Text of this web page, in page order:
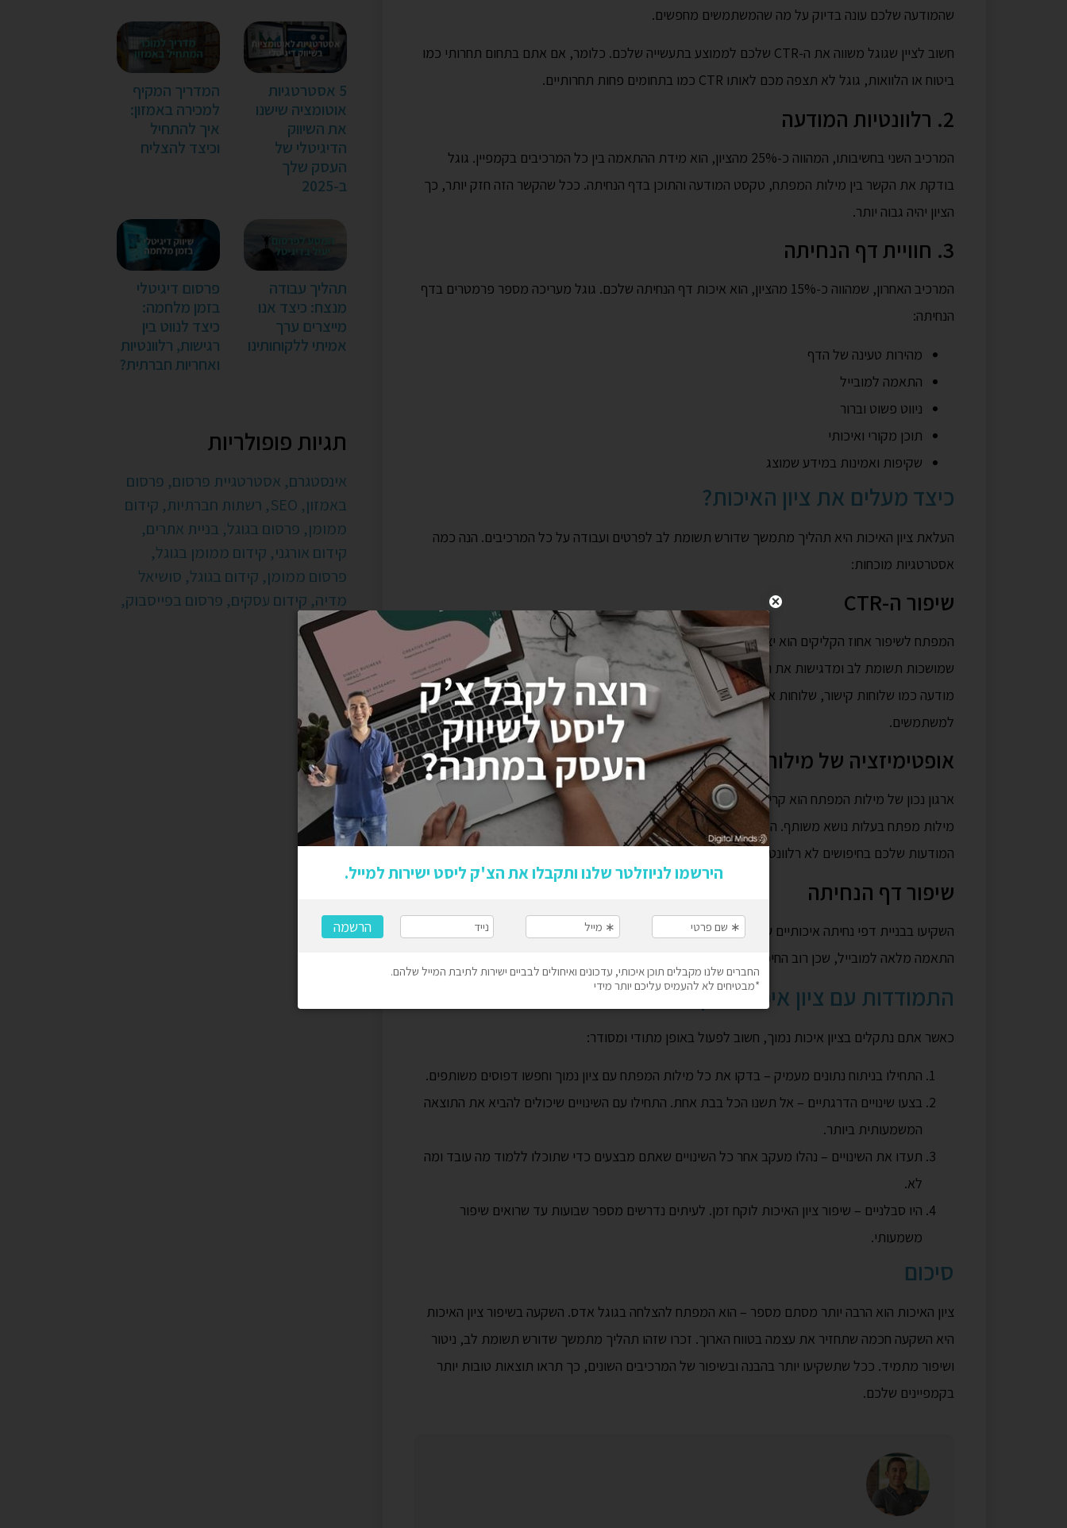
שהמודעה שלכם עונה בדיוק על מה שהמשתמשים מחפשים.
חשוב לציין שגוגל משווה את ה-CTR שלכם לממוצע בתעשייה שלכם. כלומר, אם אתם בתחום תחרותי כמו
ביטוח או הלוואות, גוגל לא תצפה מכם לאותו CTR כמו בתחומים פחות תחרותיים.
2. רלוונטיות המודעה
המרכיב השני בחשיבותו, המהווה כ-25% מהציון, הוא מידת ההתאמה בין כל המרכיבים בקמפיין. גוגל
בודקת את הקשר בין מילות המפתח, טקסט המודעה והתוכן בדף הנחיתה. ככל שהקשר הזה חזק יותר, כך
הציון יהיה גבוה יותר.
3. חוויית דף הנחיתה
המרכיב האחרון, שמהווה כ-15% מהציון, הוא איכות דף הנחיתה שלכם. גוגל מעריכה מספר פרמטרים בדף
הנחיתה:
מהירות טעינה של הדף
התאמה למובייל
ניווט פשוט וברור
תוכן מקורי ואיכותי
שקיפות ואמינות במידע שמוצג
כיצד מעלים את ציון האיכות?
העלאת ציון האיכות היא תהליך מתמשך שדורש תשומת לב לפרטים ועבודה על כל המרכיבים. הנה כמה
אסטרטגיות מוכחות:
שיפור ה-CTR
המפתח לשיפור אחוז הקליקים הוא יצירת מודעות שמדברות ישירות אל קהל היעד שלכם. כתבו כותרות
שמושכות תשומת לב ומדגישות את היתרונות הייחודיים של המוצר או השירות שלכם. השתמשו בהרחבות
מודעה כמו שלוחות קישור, שלוחות אתר ושלוחות שיחה כדי להגדיל את שטח המודעה ולספק מידע נוסף
למשתמשים.
אופטימיזציה של מילות מפתח
ארגון נכון של מילות המפתח הוא קריטי. צרו קבוצות מודעות קטנות וממוקדות, כאשר כל קבוצה מכילה
מילות מפתח בעלות נושא משותף. הקפידו להשתמש במילות מפתח שליליות כדי למנוע הופעה של
המודעות שלכם בחיפושים לא רלוונטיים.
שיפור דף הנחיתה
השקיעו בבניית דפי נחיתה איכותיים שטוענים במהירות ומספקים את המידע שהמשתמש מחפש. הקפידו על
התאמה מלאה למובייל, שכן רוב החיפושים כיום מתבצעים ממכשירים ניידים.
התמודדות עם ציון איכות נמוך
כאשר אתם נתקלים בציון איכות נמוך, חשוב לפעול באופן מתודי ומסודר:
התחילו בניתוח נתונים מעמיק – בדקו את כל מילות המפתח עם ציון נמוך וחפשו דפוסים משותפים.
בצעו שינויים הדרגתיים – אל תשנו הכל בבת אחת. התחילו עם השינויים שיכולים להביא את התוצאה
המשמעותית ביותר.
תעדו את השינויים – נהלו מעקב אחר כל השינויים שאתם מבצעים כדי שתוכלו ללמוד מה עובד ומה
לא.
היו סבלניים – שיפור ציון האיכות לוקח זמן. לעיתים נדרשים מספר שבועות עד שרואים שיפור
משמעותי.
סיכום
ציון האיכות הוא הרבה יותר מסתם מספר – הוא המפתח להצלחה בגוגל אדס. השקעה בשיפור ציון האיכות
היא השקעה חכמה שתחזיר את עצמה בטווח הארוך. זכרו שזהו תהליך מתמשך שדורש תשומת לב, ניטור
ושיפור מתמיד. ככל שתשקיעו יותר בהבנה ובשיפור של המרכיבים השונים, כך תראו תוצאות טובות יותר
בקמפיינים שלכם.
5 אסטרטגיות
אוטומציה שישנו
את השיווק
הדיגיטלי של
העסק שלך
ב-2025
המדריך המקיף
למכירה באמזון:
איך להתחיל
וכיצד להצליח
תהליך עבודה
מנצח: כיצד אנו
מייצרים ערך
אמיתי ללקוחותינו
פרסום דיגיטלי
בזמן מלחמה:
כיצד לנווט בין
רגישות, רלוונטיות
ואחריות חברתית?
תגיות פופולריות
אינסטגרם, אסטרטגיית פרסום, פרסום
באמזון, SEO, רשתות חברתיות, קידום
ממומן, פרסום בגוגל, בניית אתרים,
קידום אורגני, קידום ממומן בגוגל,
פרסום ממומן, קידום בגוגל, סושיאל
מדיה, קידום עסקים, פרסום בפייסבוק,